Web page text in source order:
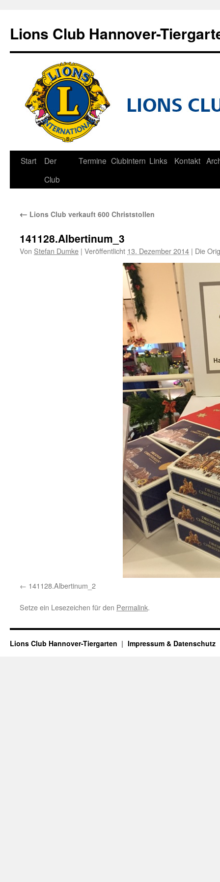
springen
Lions Club Hannover-
Start
Der
Club
Termine Clubintern Links Kontakt
← Lions Club verkauft 600 Christstollen
141128.Albertinum_3
Von Stefan Dumke | Veröffentlicht 13. Dezember 2014 | Die
141128.Albertinum_2
Setze ein Lesezeichen für den Permalink.
Lions Club Hannover-Tiergarten Impressum & Datenschutz